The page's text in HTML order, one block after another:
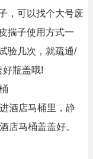
，可以找个大号废
揣子使用方式一
验几次，就疏通/
瓶盖哦!
酒店马桶里，静
店马桶盖盖好。